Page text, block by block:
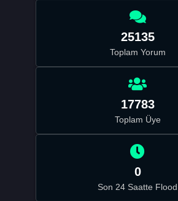
25135
Toplam Yorum
17783
Toplam Üye
0
Son 24 Saatte Flood